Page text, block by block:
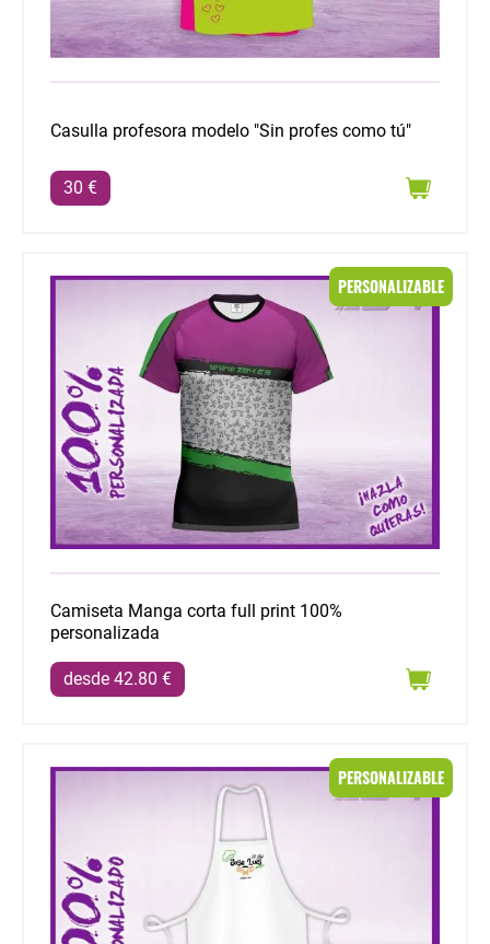
Casulla profesora modelo "Sin profes como tú"
30 €
PERSONALIZABLE
Camiseta Manga corta full print 100% personalizada
Camiseta Manga corta full print 100%
personalizada
desde 42.80 €
PERSONALIZABLE
Delantal blanco 100% personalizado